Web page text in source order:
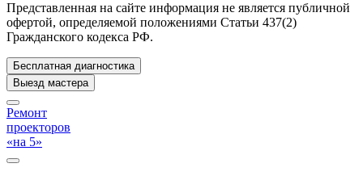
Представленная на сайте информация не является публичной
офертой, определяемой положениями Статьи 437(2)
Гражданского кодекса РФ.
Бесплатная диагностика
Выезд мастера
Ремонт
проекторов
«на 5»